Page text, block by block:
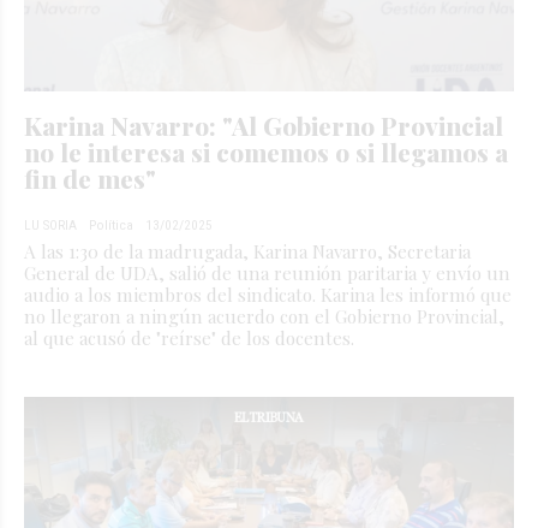
Karina Navarro: "Al Gobierno Provincial
no le interesa si comemos o si llegamos a
fin de mes"
LU SORIA Política 13/02/2025
A las 1:30 de la madrugada, Karina Navarro, Secretaria
General de UDA, salió de una reunión paritaria y envío un
audio a los miembros del sindicato. Karina les informó que
no llegaron a ningún acuerdo con el Gobierno Provincial,
al que acusó de "reírse" de los docentes.